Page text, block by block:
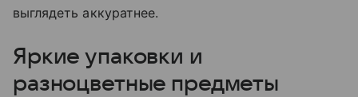
выглядеть аккуратнее.
Яркие упаковки и
разноцветные предметы